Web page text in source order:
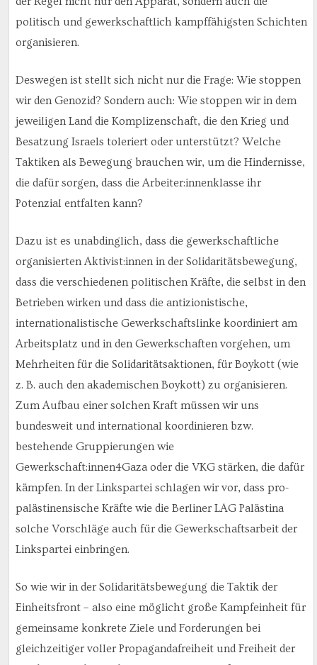
politisch und gewerkschaftlich kampffähigsten Schichten
organisieren.
Deswegen ist stellt sich nicht nur die Frage: Wie stoppen
wir den Genozid? Sondern auch: Wie stoppen wir in dem
jeweiligen Land die Komplizenschaft, die den Krieg und
Besatzung Israels toleriert oder unterstützt? Welche
Taktiken als Bewegung brauchen wir, um die Hindernisse,
die dafür sorgen, dass die Arbeiter:innenklasse ihr
Potenzial entfalten kann?
Dazu ist es unabdinglich, dass die gewerkschaftliche
organisierten Aktivist:innen in der Solidaritätsbewegung,
dass die verschiedenen politischen Kräfte, die selbst in den
Betrieben wirken und dass die antizionistische,
internationalistische Gewerkschaftslinke koordiniert am
Arbeitsplatz und in den Gewerkschaften vorgehen, um
Mehrheiten für die Solidaritätsaktionen, für Boykott (wie
z. B. auch den akademischen Boykott) zu organisieren.
Zum Aufbau einer solchen Kraft müssen wir uns
bundesweit und international koordinieren bzw.
bestehende Gruppierungen wie
Gewerkschaft:innen4Gaza oder die VKG stärken, die dafür
kämpfen. In der Linkspartei schlagen wir vor, dass pro-
palästinensische Kräfte wie die Berliner LAG Palästina
solche Vorschläge auch für die Gewerkschaftsarbeit der
Linkspartei einbringen.
So wie wir in der Solidaritätsbewegung die Taktik der
Einheitsfront – also eine möglicht große Kampfeinheit für
gemeinsame konkrete Ziele und Forderungen bei
gleichzeitiger voller Propagandafreiheit und Freiheit der